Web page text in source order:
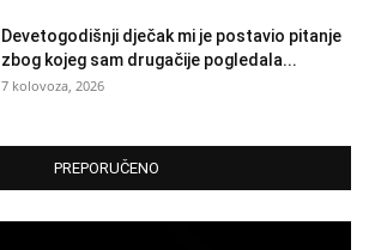
Devetogodišnji dječak mi je postavio pitanje
zbog kojeg sam drugačije pogledala...
7 kolovoza, 2026
PREPORUČENO